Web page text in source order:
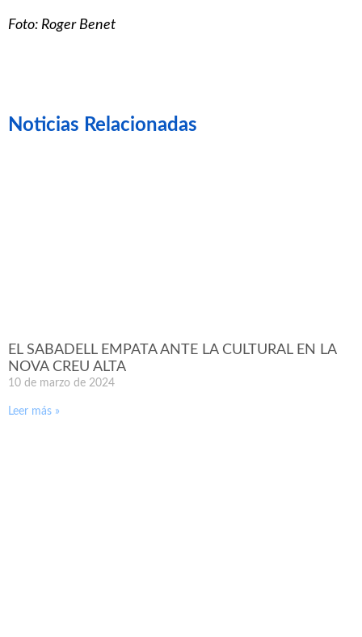
Foto: Roger Benet
Noticias Relacionadas
EL SABADELL EMPATA ANTE LA CULTURAL EN LA
NOVA CREU ALTA
10 de marzo de 2024
Leer más »